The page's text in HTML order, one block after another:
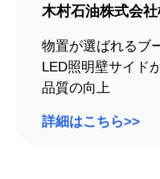
木村石油株式会
物置が選ばれるブ
LED照明壁サイド
品質の向上
詳細はこちら>>